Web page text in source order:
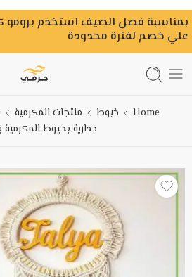
علي خصم لفترة محدودة
Home خيوط منتجات المكرمية
جدارية بخيوط